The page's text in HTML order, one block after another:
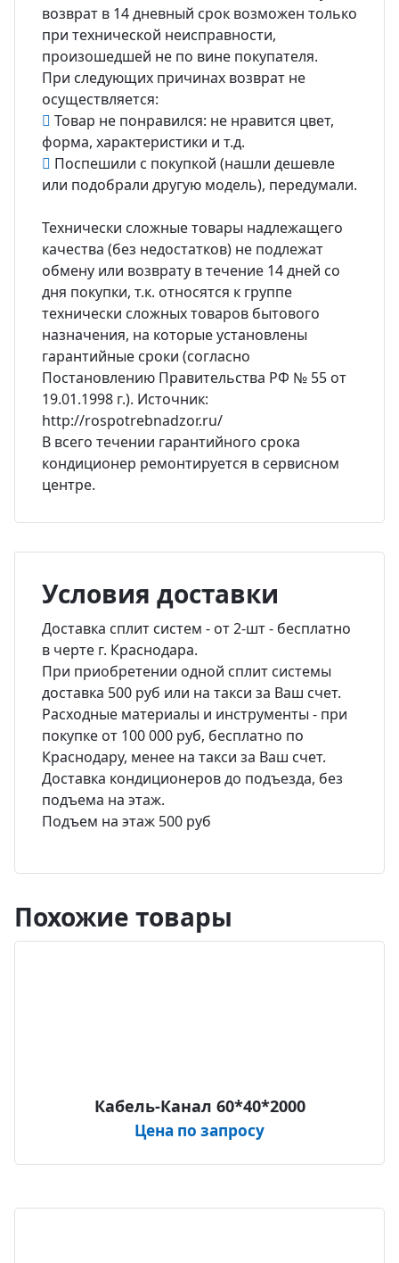
возврат в 14 дневный срок возможен только
при технической неисправности,
произошедшей не по вине покупателя.
При следующих причинах возврат не
осуществляется:
Товар не понравился: не нравится цвет,
форма, характеристики и т.д.
Поспешили с покупкой (нашли дешевле
или подобрали другую модель), передумали.
Технически сложные товары надлежащего
качества (без недостатков) не подлежат
обмену или возврату в течение 14 дней со
дня покупки, т.к. относятся к группе
технически сложных товаров бытового
назначения, на которые установлены
гарантийные сроки (согласно
Постановлению Правительства РФ № 55 от
19.01.1998 г.). Источник:
http://rospotrebnadzor.ru/
В всего течении гарантийного срока
кондиционер ремонтируется в сервисном
центре.
Условия доставки
Доставка сплит систем - от 2-шт - бесплатно
в черте г. Краснодара.
При приобретении одной сплит системы
доставка 500 руб или на такси за Ваш счет.
Расходные материалы и инструменты - при
покупке от 100 000 руб, бесплатно по
Краснодару, менее на такси за Ваш счет.
Доставка кондиционеров до подъезда, без
подъема на этаж.
Подъем на этаж 500 руб
Похожие товары
Кабель-Канал 60*40*2000
Цена по запросу